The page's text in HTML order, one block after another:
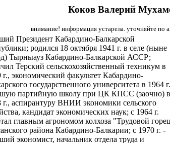
Коков Валерий
внимание! информация устарела. уточняйте по
Президент Кабардино-Балкарской
родился 18 октября 1941 г. в селе (ныне
Тырныауз Кабардино-Балкарской АССР;
Терский сельскохозяйственный техникум в
г., экономический факультет Кабардино-
государственного университета в 1964
партийную школу при ЦК КПСС (заочно) в
г., аспирантуру ВНИИ экономики сельского
кандидат экономических наук; с 1964 г.
главным агрономом колхоза "Трудовой
района Кабардино-Балкарии; с 1970 г. -
экономист, начальник отдела труда и